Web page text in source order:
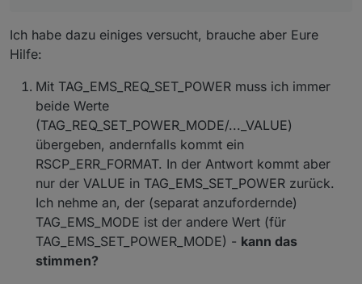
Ich habe dazu einiges versucht, brauche aber Eure
Hilfe:
Mit TAG_EMS_REQ_SET_POWER muss ich immer
beide Werte
(TAG_REQ_SET_POWER_MODE/..._VALUE)
übergeben, andernfalls kommt ein
RSCP_ERR_FORMAT. In der Antwort kommt aber
nur der VALUE in TAG_EMS_SET_POWER zurück.
Ich nehme an, der (separat anzufordernde)
TAG_EMS_MODE ist der andere Wert (für
TAG_EMS_SET_POWER_MODE) - kann das
stimmen?